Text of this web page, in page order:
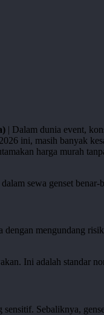
| Dalam dunia event,
ini, masih banyak
harga murah
sewa genset
mengundang
Ini adalah standar
Sebaliknya,